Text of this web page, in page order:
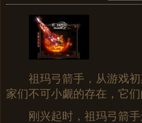
祖玛弓箭手，从游戏初
家们不可小觑的存在，它
刚兴起时，祖玛弓箭手